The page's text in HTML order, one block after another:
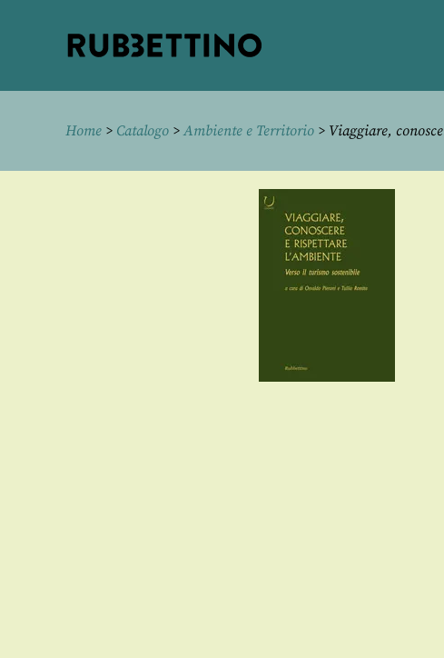
Home > Catalogo >Ambiente e Territorio > Viaggiare,